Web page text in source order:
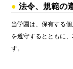
法令、規範の
当学園は、保有する
を遵守するとともに
す。